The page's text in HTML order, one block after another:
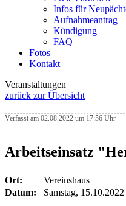
Infos für
Aufnahmeantrag
Kündigung
FAQ
Fotos
Kontakt
Veranstaltungen
zurück zur Übersicht
Verfasst am 02.08.2022 um 17:56 Uhr
Arbeitseinsatz
Ort:
Vereinshaus
Datum:
Samstag, 15.10.2022